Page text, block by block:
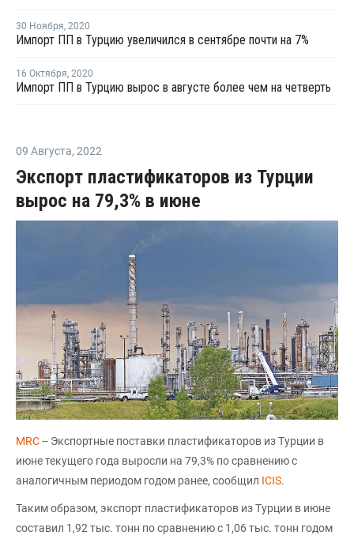
30 Ноября, 2020
Импорт ПП в Турцию увеличился в сентябре почти на 7%
16 Октября, 2020
Импорт ПП в Турцию вырос в августе более чем на четверть
09 Августа, 2022
Экспорт пластификаторов из Турции
вырос на 79,3% в июне
MRC-- Экспортные поставки пластификаторов из Турции в
июне текущего года выросли на 79,3% по сравнению с
аналогичным периодом годом ранее, сообщил ICIS.
Таким образом, экспорт пластификаторов из Турции в июне
составил 1,92 тыс. тонн по сравнению с 1,06 тыс. тонн годом